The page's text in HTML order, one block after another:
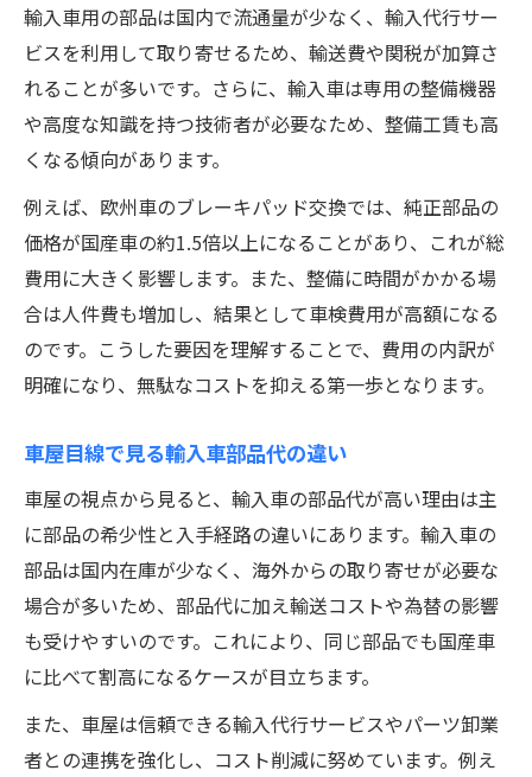
車屋選びで実現する輸入車車検の節約方法
輸入車の車検費用を抑える部品交換タイミ
ング
外車車検安い店舗を見極めるポイント
車屋に相談したい車検費削減の具体策
輸入車車検の見積もり比較で得する方法
ディーラー以外で叶える賢い輸入車車検選び
車屋とディーラー以外の輸入車車検の特徴
外車車検ディーラー以外の選び方とメリッ
ト
ディーラー以外で安い輸入車車検を探すコ
ツ
安心して任せられる車屋での交換ポイント
車屋が推奨する輸入車交換部品選びの基準
輸入車車検で必要な部品交換の判断軸
安心できる車屋の輸入車整備実績とは
外車車検で信頼される交換対応の違い
輸入車用の部品は国内で流通量が少なく、輸入代行サー
ビスを利用して取り寄せるため、輸送費や関税が加算さ
れることが多いです。さらに、輸入車は専用の整備機器
や高度な知識を持つ技術者が必要なため、整備工賃も高
くなる傾向があります。
例えば、欧州車のブレーキパッド交換では、純正部品の
価格が国産車の約1.5倍以上になることがあり、これが総
費用に大きく影響します。また、整備に時間がかかる場
合は人件費も増加し、結果として車検費用が高額になる
のです。こうした要因を理解することで、費用の内訳が
明確になり、無駄なコストを抑える第一歩となります。
車屋目線で見る輸入車部品代の違い
車屋の視点から見ると、輸入車の部品代が高い理由は主
に部品の希少性と入手経路の違いにあります。輸入車の
部品は国内在庫が少なく、海外からの取り寄せが必要な
場合が多いため、部品代に加え輸送コストや為替の影響
も受けやすいのです。これにより、同じ部品でも国産車
に比べて割高になるケースが目立ちます。
また、車屋は信頼できる輸入代行サービスやパーツ卸業
者との連携を強化し、コスト削減に努めています。例え